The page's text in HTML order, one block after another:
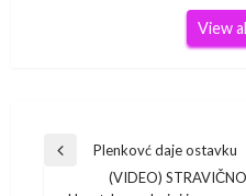
View
Navigacija
Previous
Plenkovć daje ostavku
(VIDEO)